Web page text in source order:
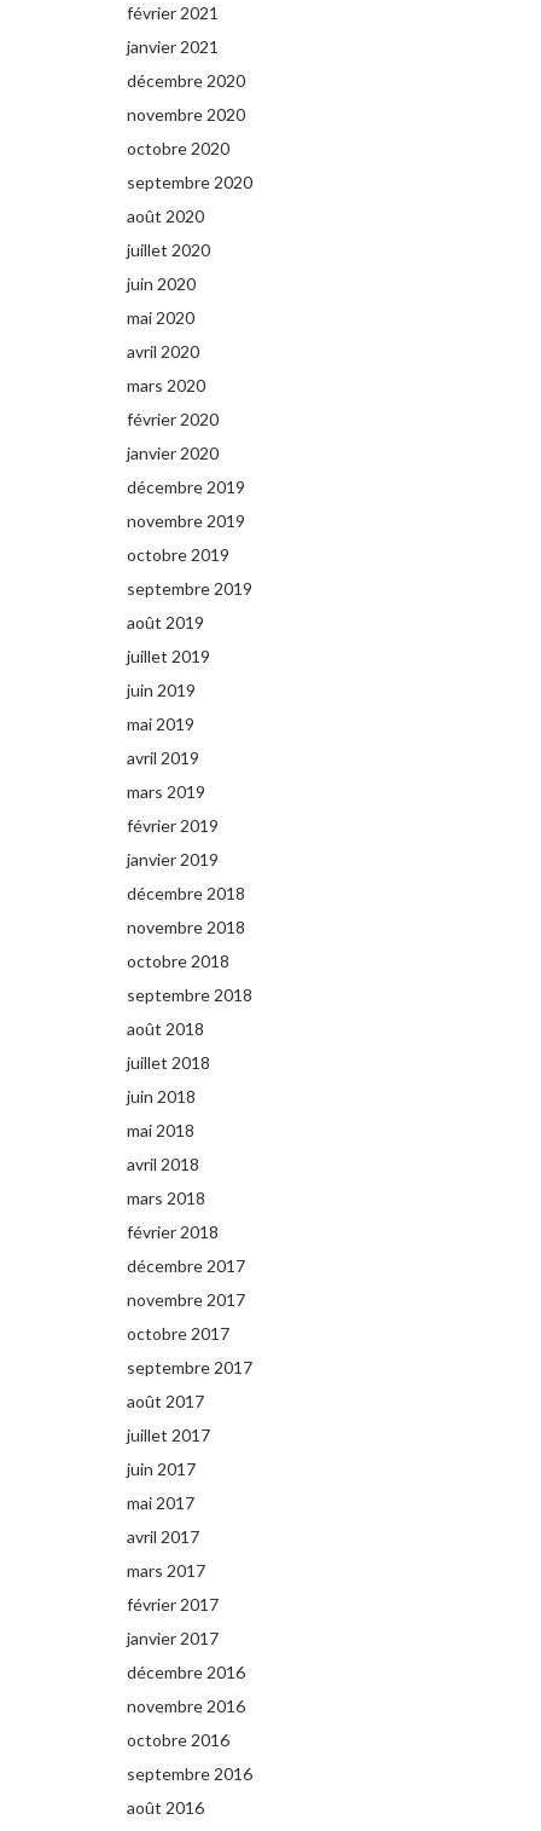
février 2021
janvier 2021
décembre 2020
novembre 2020
octobre 2020
septembre 2020
août 2020
juillet 2020
juin 2020
mai 2020
avril 2020
mars 2020
février 2020
janvier 2020
décembre 2019
novembre 2019
octobre 2019
septembre 2019
août 2019
juillet 2019
juin 2019
mai 2019
avril 2019
mars 2019
février 2019
janvier 2019
décembre 2018
novembre 2018
octobre 2018
septembre 2018
août 2018
juillet 2018
juin 2018
mai 2018
avril 2018
mars 2018
février 2018
décembre 2017
novembre 2017
octobre 2017
septembre 2017
août 2017
juillet 2017
juin 2017
mai 2017
avril 2017
mars 2017
février 2017
janvier 2017
décembre 2016
novembre 2016
octobre 2016
septembre 2016
août 2016